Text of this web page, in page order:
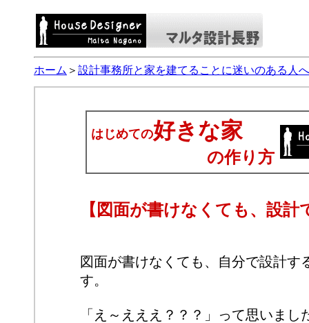
ホーム ＞ 設計事務所と家を建てることに迷いのある人へ
はじめての好きな家
の作り方
【図面が書けなくても、設計
図面が書けなくても、自分で設計す
す。
「え～えええ？？？」って思いまし